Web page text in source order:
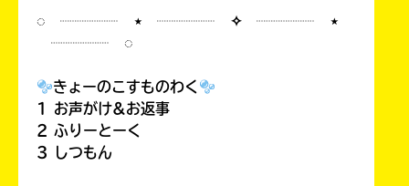
◌ ┈┈┈┈ ⋆ ┈┈┈┈ ✧ ┈┈┈┈ ⋆
┈┈┈┈ ◌
きょーのこすものわく
1 お声がけ&お返事
2 ふりーとーく
3 しつもん